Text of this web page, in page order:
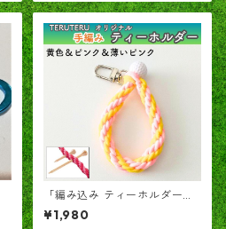
「編み込み ティーホルダー」
TERUTERU®のヒモ 黄色✕薄
いピンク✕ピンク
¥1,980